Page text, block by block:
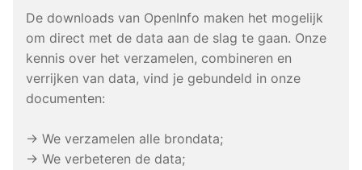
De downloads van OpenInfo maken het mogelijk
om direct met de data aan de slag te gaan. Onze
kennis over het verzamelen, combineren en
verrijken van data, vind je gebundeld in onze
documenten:
→ We verzamelen alle brondata;
→ We verbeteren de data;